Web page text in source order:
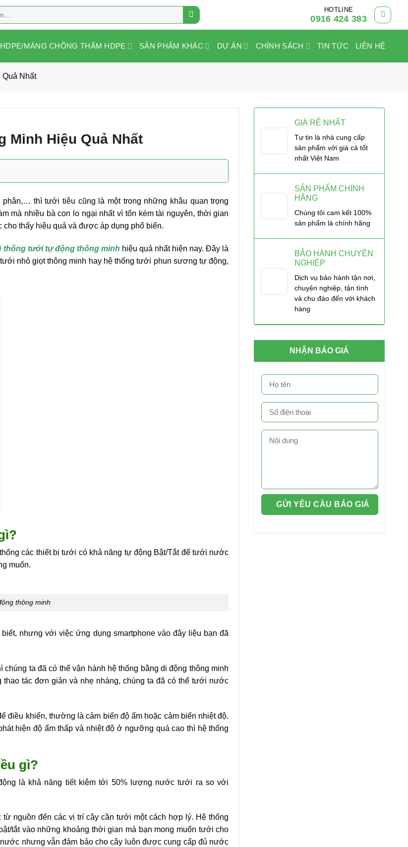
HOTLINE
0916 424 383
MÀNG CHỐNG THẤM HDPE SẢN PHẨM KHÁC DỰ ÁN CHÍNH SÁCH TIN TỨC LIÊN HỆ
Nhất
Minh Hiệu Quả Nhất
thì tưới tiêu cũng là một trong những khâu quan trọng
mà nhiều bà con lo ngại nhất vì tốn kém tài nguyên, thời gian
thấy hiệu quả và được áp dụng phổ biến.
thống tưới tự động thông minh hiệu quả nhất hiện nay. Đây là
nhỏ giọt thông minh hay hệ thống tưới phun sương tự động,
các thiết bị tưới có khả năng tự động Bật/Tắt để tưới nước
muốn.
thông minh
nhưng với việc ứng dụng smartphone vào đây liệu bạn đã
ta đã có thể vận hành hệ thống bằng di động thông minh
tác đơn giản và nhẹ nhàng, chúng ta đã có thể tưới nước
điều khiển, thường là cảm biến độ ẩm hoặc cảm biến nhiệt độ.
hiện độ ẩm thấp và nhiệt độ ở ngưỡng quá cao thì hệ thống
gì?
là khả năng tiết kiệm tới 50% lượng nước tưới ra so với
nguồn đến các vị trí cây cần tưới một cách hợp lý. Hệ thống
tắt vào những khoảng thời gian mà bạn mong muốn tưới cho
nhưng vẫn đảm bảo cho cây luôn được cung cấp đủ nước
GIÁ RẺ NHẤT
Tự tin là nhà cung cấp
sản phẩm với giá cả tốt
nhất Việt Nam
SẢN PHẨM CHÍNH
HÃNG
Chúng tôi cam kết 100%
sản phẩm là chính hãng
BẢO HÀNH CHUYÊN
NGHIỆP
Dịch vụ bảo hành tận nơi,
chuyên nghiệp, tận tình
và chu đáo đến với khách
hàng
NHẬN BÁO GIÁ